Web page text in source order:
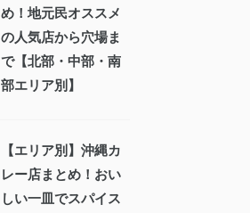
め！地元民オススメ
の人気店から穴場ま
で【北部・中部・南
部エリア別】
【エリア別】沖縄カ
レー店まとめ！おい
しい一皿でスパイス